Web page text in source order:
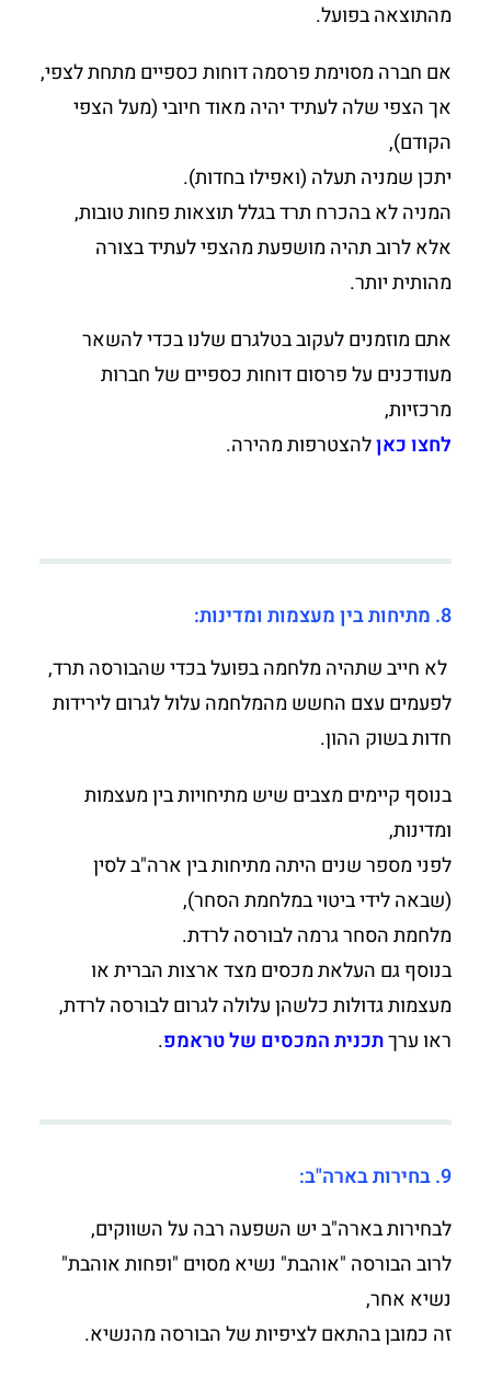
מהתוצאה בפועל.
אם חברה מסוימת פרסמה דוחות כספיים מתחת לצפי,
אך הצפי שלה לעתיד יהיה מאוד חיובי (מעל הצפי
הקודם),
יתכן שמניה תעלה (ואפילו בחדות).
המניה לא בהכרח תרד בגלל תוצאות פחות טובות,
אלא לרוב תהיה מושפעת מהצפי לעתיד בצורה
מהותית יותר.
אתם מוזמנים לעקוב בטלגרם שלנו בכדי להשאר
מעודכנים על פרסום דוחות כספיים של חברות
מרכזיות,
לחצו כאןלהצטרפות מהירה.
8. מתיחות בין מעצמות ומדינות:
לא חייב שתהיה מלחמה בפועל בכדי שהבורסה תרד,
לפעמים עצם החשש מהמלחמה עלול לגרום לירידות
חדות בשוק ההון.
בנוסף קיימים מצבים שיש מתיחויות בין מעצמות
ומדינות,
לפני מספר שנים היתה מתיחות בין ארה"ב לסין
(שבאה לידי ביטוי במלחמת הסחר),
מלחמת הסחר גרמה לבורסה לרדת.
בנוסף גם העלאת מכסים מצד ארצות הברית או
מעצמות גדולות כלשהן עלולה לגרום לבורסה לרדת,
ראו ערךתכנית המכסים של טראמפ.
9. בחירות בארה"ב:
לבחירות בארה"ב יש השפעה רבה על השווקים,
לרוב הבורסה "אוהבת" נשיא מסוים "ופחות אוהבת"
נשיא אחר,
זה כמובן בהתאם לציפיות של הבורסה מהנשיא.